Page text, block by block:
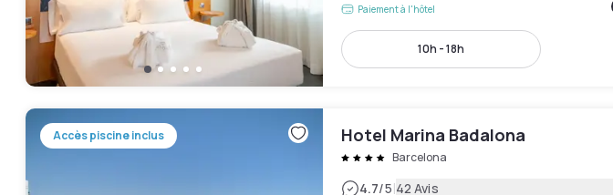
Paiement à l'hôtel
10h - 18h
Accès piscine inclus Hotel Marina Badalona
Barcelona
4.7/5|42 Avis